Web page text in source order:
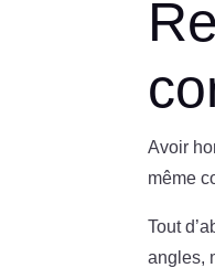
Avoir
même
Tout
angles,